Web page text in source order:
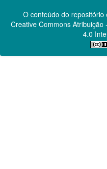
O conteúdo do
Creative CommonsAtribuição
4.0